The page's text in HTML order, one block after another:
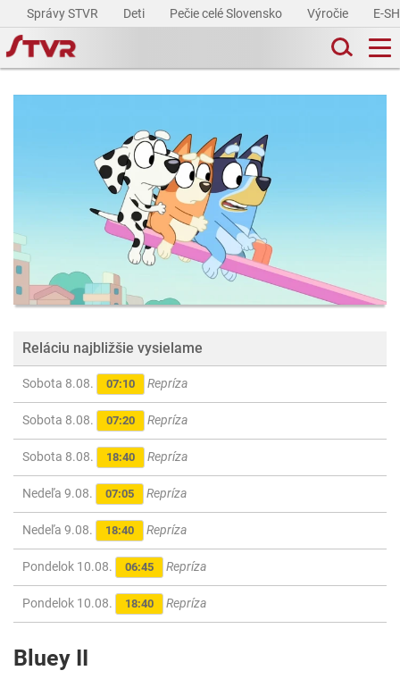
Správy STVR Deti Pečie celé Slovensko Výročie E-
Reláciu najbližšie vysielame
Sobota 8.08. 07:10 Repríza
Sobota 8.08. 07:20 Repríza
Sobota 8.08. 18:40 Repríza
Nedeľa 9.08. 07:05 Repríza
Nedeľa 9.08. 18:40 Repríza
Pondelok 10.08. 06:45 Repríza
Pondelok 10.08. 18:40 Repríza
Bluey II